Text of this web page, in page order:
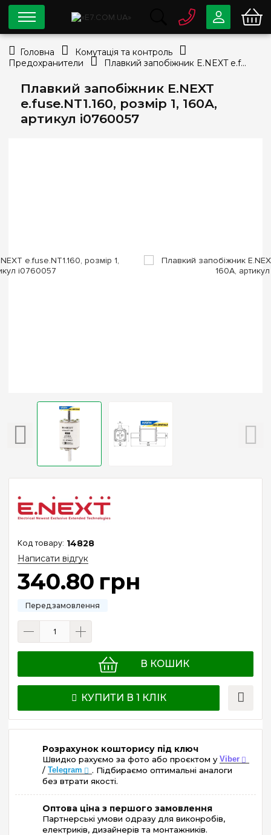
Плавкий запобіжник E.NEXT
e.fuse.NT1.160, розмір 1, 160А,
артикул i0760057
14828
Написати відгук
340.80 грн
В КОШИК
КУПИТИ В 1 КЛІК
Розрахунок кошторису під ключ
Швидко рахуємо за фото або проєктом у Viber
/ Telegram
. Підбираємо оптимальні аналоги
без втрати якості.
Оптова ціна з першого замовлення
Партнерські умови одразу для виконробів,
електриків, дизайнерів та монтажників.
0 80033-63-07
Безкоштовно
info@e7.com.ua
044334-79-78
Viber Telegram
Головна
Комутація та контроль
Предохранители
Плавкий запобіжник E.NEXT e.fuse.NT1.160, розмір 1, 160А, артикул i0760057